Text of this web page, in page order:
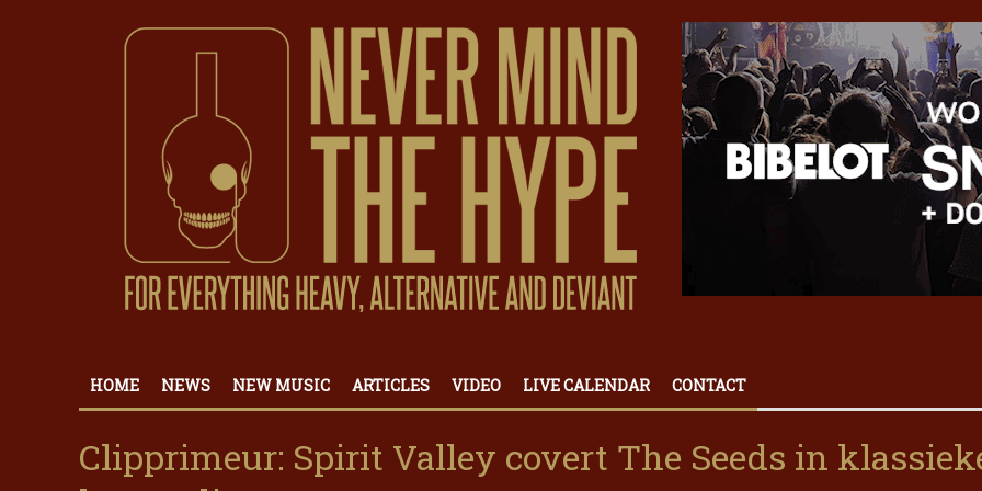
HOME NEWS NEW MUSIC ARTICLES VIDEO LIVE CALENDAR CONTACT
Clipprimeur: Spirit Valley covert The Seeds in